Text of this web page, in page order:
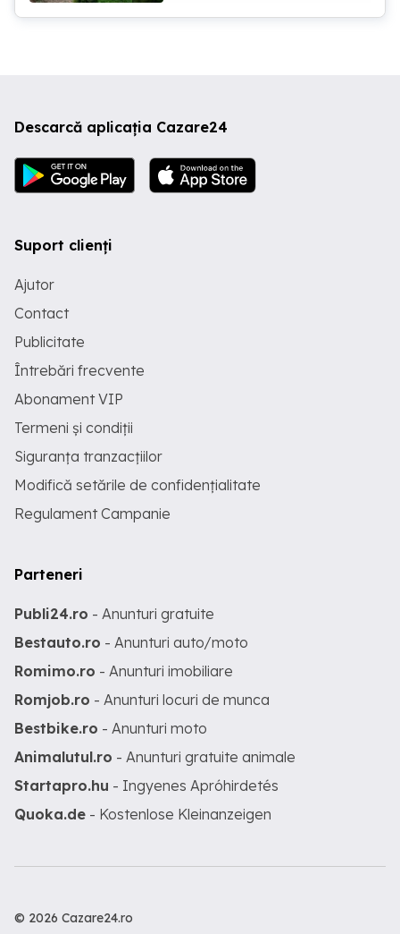
drag.
Descarcă aplicația Cazare24
Suport clienți
Ajutor
Contact
Publicitate
Întrebări frecvente
Abonament VIP
Termeni și condiții
Siguranța tranzacțiilor
Modifică setările de confidențialitate
Regulament Campanie
Parteneri
Publi24.ro - Anunturi gratuite
Bestauto.ro - Anunturi auto/moto
Romimo.ro - Anunturi imobiliare
Romjob.ro - Anunturi locuri de munca
Bestbike.ro - Anunturi moto
Animalutul.ro - Anunturi gratuite animale
Startapro.hu - Ingyenes Apróhirdetés
Quoka.de - Kostenlose Kleinanzeigen
© 2026 Cazare24.ro